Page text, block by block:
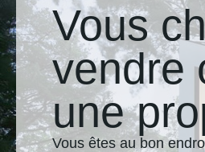
Vous
vendre
une
Vous êtes au bon